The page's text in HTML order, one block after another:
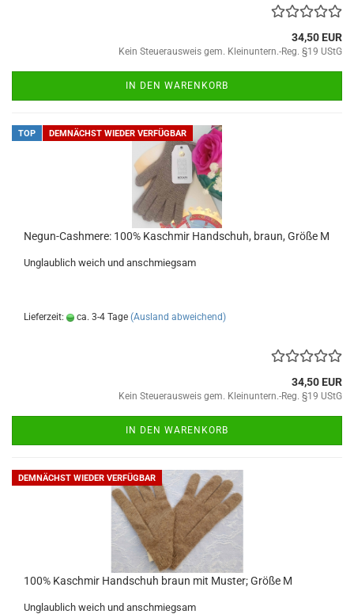
34,50 EUR
Kein Steuerausweis gem. Kleinuntern.-Reg. §19 UStG
IN DEN WARENKORB
TOP DEMNÄCHST WIEDER VERFÜGBAR
Negun-Cashmere: 100% Kaschmir Handschuh, braun, Größe M
Unglaublich weich und anschmiegsam
Lieferzeit: ca. 3-4 Tage (Ausland abweichend)
34,50 EUR
Kein Steuerausweis gem. Kleinuntern.-Reg. §19 UStG
IN DEN WARENKORB
DEMNÄCHST WIEDER VERFÜGBAR
100% Kaschmir Handschuh braun mit Muster; Größe M
Unglaublich weich und anschmiegsam